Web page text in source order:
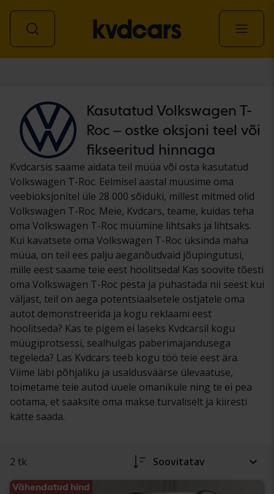
Kasutatud Volkswagen T-
Roc – ostke oksjoni teel või
fikseeritud hinnaga
Kvdcarsis saame aidata teil müüa või osta kasutatud
Volkswagen T-Roc. Eelmisel aastal müüsime oma
veebioksjonitel üle 28 000 sõiduki, millest mitmed olid
Volkswagen T-Roc. Meie, Kvdcars, teame, kuidas teha
oma Volkswagen T-Roc müümine lihtsaks ja lihtsaks.
Kui kavatsete oma Volkswagen T-Roc üksinda maha
müüa, on teil ees palju aeganõudvaid jõupingutusi,
mille eest saame teie eest hoolitseda! Kas soovite tõesti
oma Volkswagen T-Roc pesta ja puhastada nii seest kui
väljast, teil on aega potentsiaalsetele ostjatele oma
autot demonstreerida ja kogu reklaami eest
hoolitseda? Kas te pigem ei laseks Kvdcarsil kogu
müügiprotsessi, sealhulgas paberimajandusega
tegeleda? Las Kvdcars teeb kogu töö teie eest ära.
Viime läbi põhjaliku ja usaldusväärse ülevaatuse,
toimetame teie autod uuele omanikule ning te ei pea
ootama, et saaksite oma makse turvaliselt ja kiiresti
kätte saada.
2 tk Soovitatav
Vähendatud hind